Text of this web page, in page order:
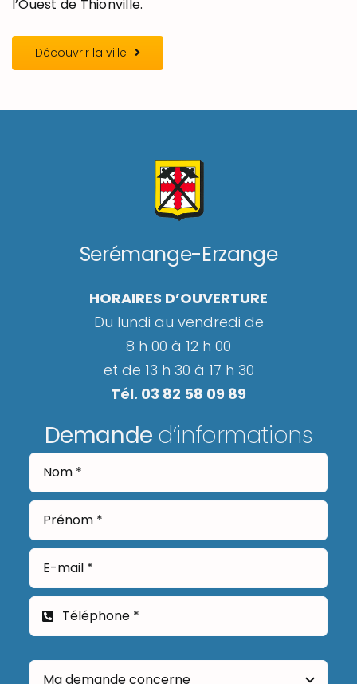
l’Ouest de Thionville.
Découvrir la ville
Serémange-Erzange
HORAIRES D’OUVERTURE
Du lundi au vendredi de
8 h 00 à 12 h 00
et de 13 h 30 à 17 h 30
Tél. 03 82 58 09 89
Demande d’informations